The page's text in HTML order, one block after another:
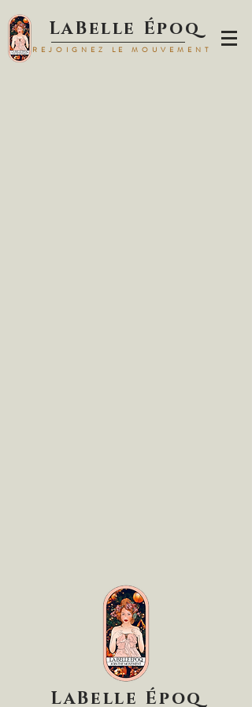
LaBelle Époq
REJOIGNEZ LE MOUVEMENT
LaBelle Époq